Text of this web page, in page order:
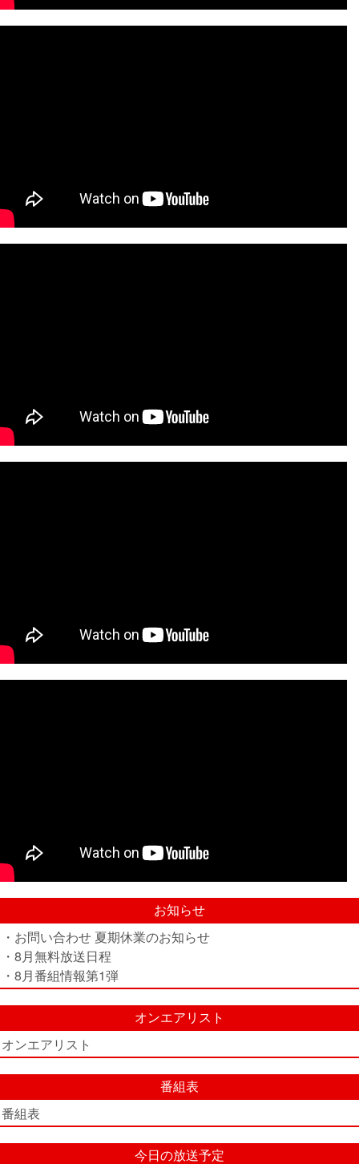
お知らせ
・お問い合わせ 夏期休業のお知らせ
・8月無料放送日程
・8月番組情報第1弾
オンエアリスト
オンエアリスト
番組表
番組表
今日の放送予定